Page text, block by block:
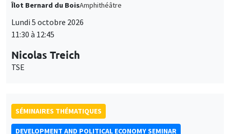
Îlot Bernard du BoisAmphithéâtre
Lundi 5 octobre 2026
11:30 à 12:45
Nicolas Treich
TSE
SÉMINAIRES THÉMATIQUES
DEVELOPMENT AND POLITICAL ECONOMY SEMINAR